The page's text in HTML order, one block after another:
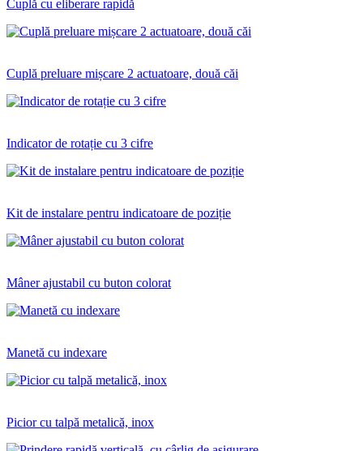
Cuplă cu eliberare rapidă
Cuplă preluare mișcare 2 actuatoare, două căi
Indicator de rotație cu 3 cifre
Kit de instalare pentru indicatoare de poziție
Mâner ajustabil cu buton colorat
Manetă cu indexare
Picior cu talpă metalică, inox